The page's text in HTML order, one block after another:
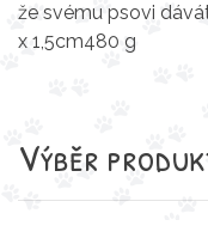
že svému psovi
x 1,5cm480 g
Výběr